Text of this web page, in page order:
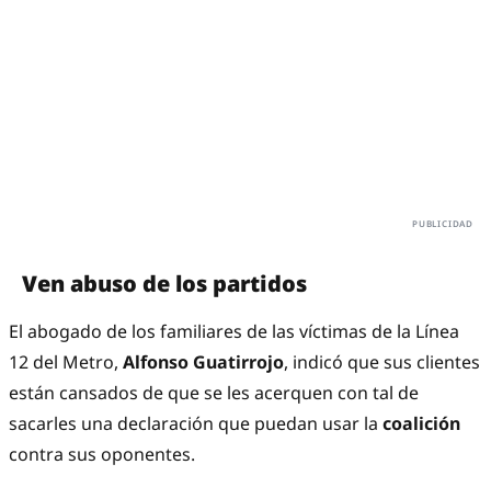
Ven abuso de los partidos
El abogado de los familiares de las víctimas de la Línea
12 del Metro, Alfonso Guatirrojo, indicó que sus clientes
están cansados de que se les acerquen con tal de
sacarles una declaración que puedan usar la coalición
contra sus oponentes.